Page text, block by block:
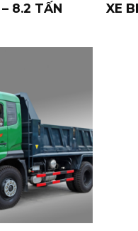
8.2 TẤN XE